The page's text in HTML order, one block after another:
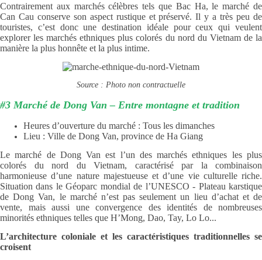
Contrairement aux marchés célèbres tels que Bac Ha, le marché de
Can Cau conserve son aspect rustique et préservé. Il y a très peu de
touristes, c’est donc une destination idéale pour ceux qui veulent
explorer les marchés ethniques plus colorés du nord du Vietnam de la
manière la plus honnête et la plus intime.
Source : Photo non contractuelle
#3 Marché de Dong Van – Entre montagne et tradition
Heures d’ouverture du marché : Tous les dimanches
Lieu : Ville de Dong Van, province de Ha Giang
Le marché de Dong Van est l’un des marchés ethniques les plus
colorés du nord du Vietnam, caractérisé par la combinaison
harmonieuse d’une nature majestueuse et d’une vie culturelle riche.
Situation dans le Géoparc mondial de l’UNESCO - Plateau karstique
de Dong Van, le marché n’est pas seulement un lieu d’achat et de
vente, mais aussi une convergence des identités de nombreuses
minorités ethniques telles que H’Mong, Dao, Tay, Lo Lo...
L’architecture coloniale et les caractéristiques traditionnelles se
croisent